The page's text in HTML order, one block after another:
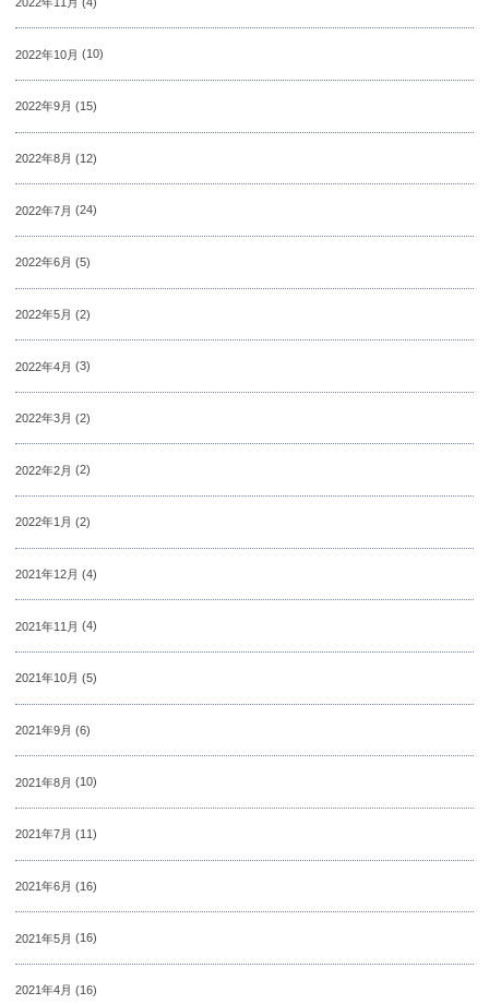
2022年10月 (10)
2022年9月 (15)
2022年8月 (12)
2022年7月 (24)
2022年6月 (5)
2022年5月 (2)
2022年4月 (3)
2022年3月 (2)
2022年2月 (2)
2022年1月 (2)
2021年12月 (4)
2021年11月 (4)
2021年10月 (5)
2021年9月 (6)
2021年8月 (10)
2021年7月 (11)
2021年6月 (16)
2021年5月 (16)
2021年4月 (16)